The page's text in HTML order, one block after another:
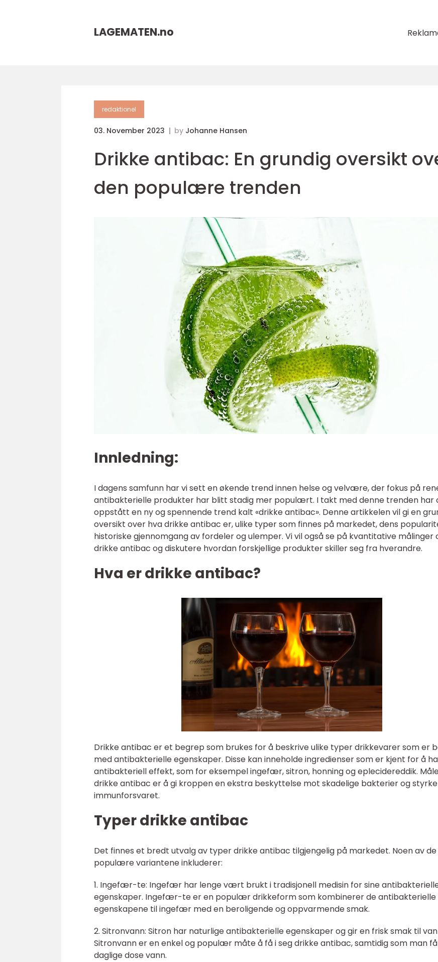
LAGEMATEN.no
redaktionel
03. November 2023 by Johanne Hansen
Drikke antibac: En grundig oversikt
den populære trenden
Innledning:
I dagens samfunn har vi sett en økende trend innen helse og velvære, der fokus på
antibakterielle produkter har blitt stadig mer populært. I takt med denne trenden har
oppstått en ny og spennende trend kalt «drikke antibac». Denne artikkelen vil gi en
oversikt over hva drikke antibac er, ulike typer som finnes på markedet, dens
historiske gjennomgang av fordeler og ulemper. Vi vil også se på kvantitative målinger
drikke antibac og diskutere hvordan forskjellige produkter skiller seg fra hverandre.
Hva er drikke antibac?
Drikke antibac er et begrep som brukes for å beskrive ulike typer drikkevarer som er
med antibakterielle egenskaper. Disse kan inneholde ingredienser som er kjent for å
antibakteriell effekt, som for eksempel ingefær, sitron, honning og eplecidereddik.
drikke antibac er å gi kroppen en ekstra beskyttelse mot skadelige bakterier og styrke
immunforsvaret.
Typer drikke antibac
Det finnes et bredt utvalg av typer drikke antibac tilgjengelig på markedet. Noen av
populære variantene inkluderer:
1. Ingefær-te: Ingefær har lenge vært brukt i tradisjonell medisin for sine
egenskaper. Ingefær-te er en populær drikkeform som kombinerer de antibakterielle
egenskapene til ingefær med en beroligende og oppvarmende smak.
2. Sitronvann: Sitron har naturlige antibakterielle egenskaper og gir en frisk smak til
Sitronvann er en enkel og populær måte å få i seg drikke antibac, samtidig som man
daglige dose vann.